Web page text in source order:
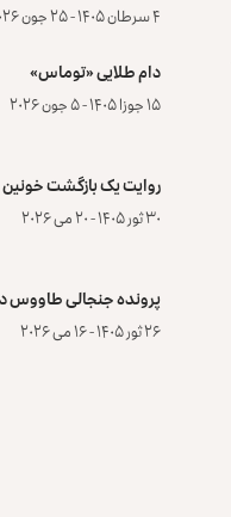
۴ سرطان ۱۴۰۵ - ۲۵ جون ۲۰۲۶
دام طلایی «توماس»
۱۵ جوزا ۱۴۰۵ - ۵ جون ۲۰۲۶
روایت یک بازگشت خونین
۳۰ ثور ۱۴۰۵ - ۲۰ می ۲۰۲۶
پرونده‌ جنجالی طاووس
۲۶ ثور ۱۴۰۵ - ۱۶ می ۲۰۲۶